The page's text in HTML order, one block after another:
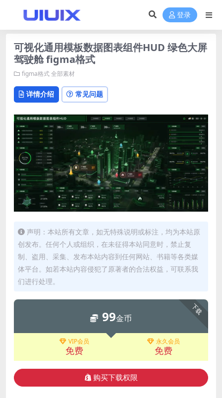
登录
可视化通用模板数据图表组件HUD 绿色大屏
驾驶舱 figma格式
figma格式全部素材
详情介绍 常见问题
声明：本站所有文章，如无特殊说明或标注，均为本站原
创发布。任何个人或组织，在未征得本站同意时，禁止复
制、盗用、采集、发布本站内容到任何网站、书籍等各类媒
体平台。如若本站内容侵犯了原著者的合法权益，可联系我
们进行处理。
下载
99金币
VIP会员
免费
永久会员
免费
购买下载权限